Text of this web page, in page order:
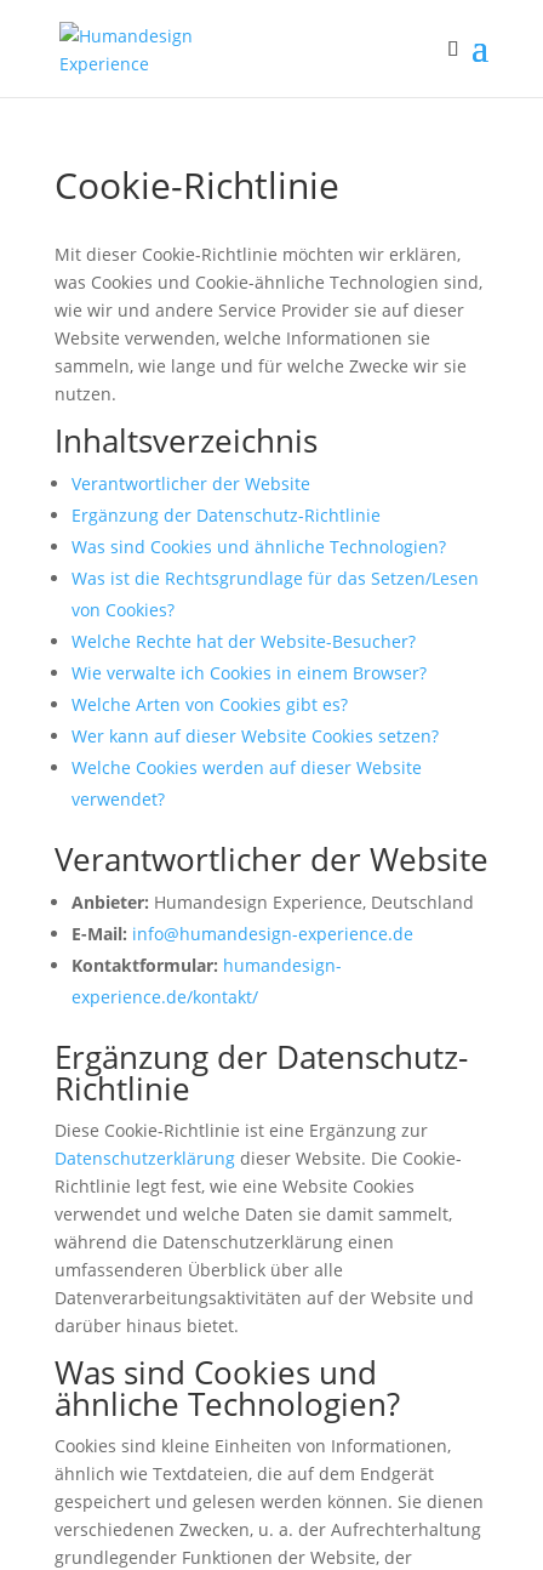
Cookie-Richtlinie
Mit dieser Cookie-Richtlinie möchten wir erklären,
was Cookies und Cookie-ähnliche Technologien sind,
wie wir und andere Service Provider sie auf dieser
Website verwenden, welche Informationen sie
sammeln, wie lange und für welche Zwecke wir sie
nutzen.
Inhaltsverzeichnis
Verantwortlicher der Website
Ergänzung der Datenschutz-Richtlinie
Was sind Cookies und ähnliche Technologien?
Was ist die Rechtsgrundlage für das Setzen/Lesen
von Cookies?
Welche Rechte hat der Website-Besucher?
Wie verwalte ich Cookies in einem Browser?
Welche Arten von Cookies gibt es?
Wer kann auf dieser Website Cookies setzen?
Welche Cookies werden auf dieser Website
verwendet?
Verantwortlicher der Website
Anbieter: Humandesign Experience, Deutschland
E-Mail: info@humandesign-experience.de
Kontaktformular: humandesign-
experience.de/kontakt/
Ergänzung der Datenschutz-
Richtlinie
Diese Cookie-Richtlinie ist eine Ergänzung zur
Datenschutzerklärungdieser Website. Die Cookie-
Richtlinie legt fest, wie eine Website Cookies
verwendet und welche Daten sie damit sammelt,
während die Datenschutzerklärung einen
umfassenderen Überblick über alle
Datenverarbeitungsaktivitäten auf der Website und
darüber hinaus bietet.
Was sind Cookies und
ähnliche Technologien?
Cookies sind kleine Einheiten von Informationen,
ähnlich wie Textdateien, die auf dem Endgerät
gespeichert und gelesen werden können. Sie dienen
verschiedenen Zwecken, u. a. der Aufrechterhaltung
grundlegender Funktionen der Website, der